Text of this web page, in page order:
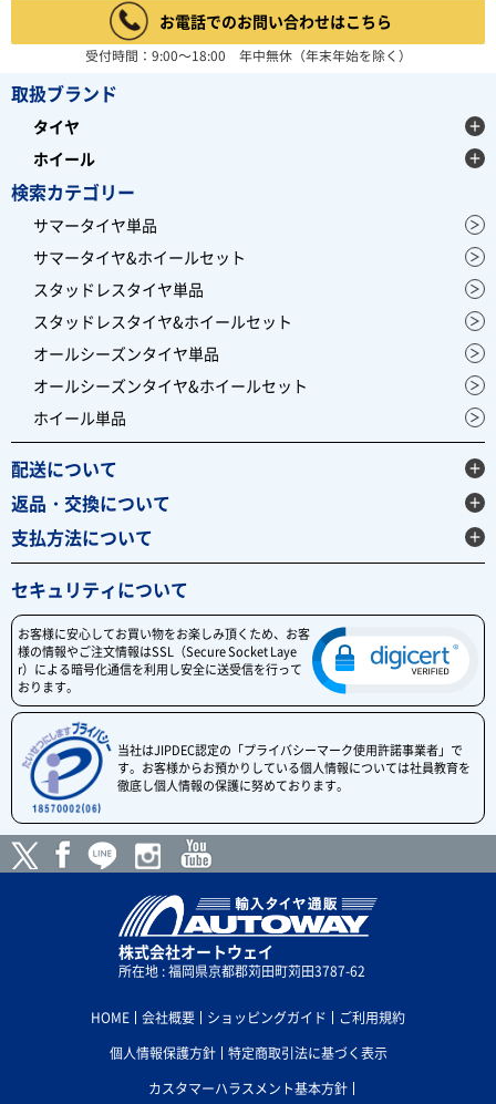
お電話でのお問い合わせはこちら
受付時間：9:00～18:00 年中無休（年末年始を除く）
取扱ブランド
タイヤ
ホイール
検索カテゴリー
サマータイヤ単品
サマータイヤ&ホイールセット
スタッドレスタイヤ単品
スタッドレスタイヤ&ホイールセット
オールシーズンタイヤ単品
オールシーズンタイヤ&ホイールセット
ホイール単品
配送について
返品・交換について
支払方法について
セキュリティについて
お客様に安心してお買い物をお楽しみ頂くため、お客
様の情報やご注文情報はSSL（Secure Socket Laye
r）による暗号化通信を利用し安全に送受信を行って
おります。
当社はJIPDEC認定の「プライバシーマーク使用許諾事業者」で
す。お客様からお預かりしている個人情報については社員教育を
徹底し個人情報の保護に努めております。
株式会社オートウェイ
所在地 : 福岡県京都郡苅田町苅田3787-62
HOME 会社概要 ショッピングガイド
ご利用規約
個人情報保護方針
特定商取引法に基づく表示
カスタマーハラスメント基本方針